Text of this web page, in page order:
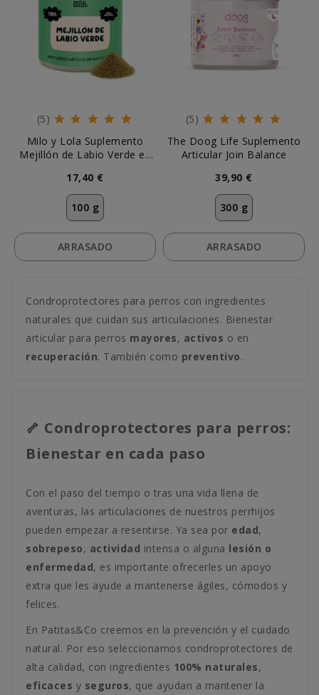
(5)
Milo y Lola Suplemento
Mejillón de Labio Verde en
17,40 €
100 g
ARRASADO
(5)
The Doog Life Suplemento
Articular Join Balance
39,90 €
300 g
ARRASADO
Condroprotectores para perros con ingredientes
naturales que cuidan sus articulaciones. Bienestar
articular para perros mayores, activos o en
recuperación. También como preventivo.
🦴 Condroprotectores para perros:
Bienestar en cada paso
Con el paso del tiempo o tras una vida llena de
aventuras, las articulaciones de nuestros perrhijos
pueden empezar a resentirse. Ya sea por edad,
sobrepeso, actividad intensa o alguna lesión o
enfermedad, es importante ofrecerles un apoyo
extra que les ayude a mantenerse ágiles, cómodos y
felices.
En Patitas&Co creemos en la prevención y el cuidado
natural. Por eso seleccionamos condroprotectores de
alta calidad, con ingredientes 100% naturales,
eficaces y seguros, que ayudan a mantener la